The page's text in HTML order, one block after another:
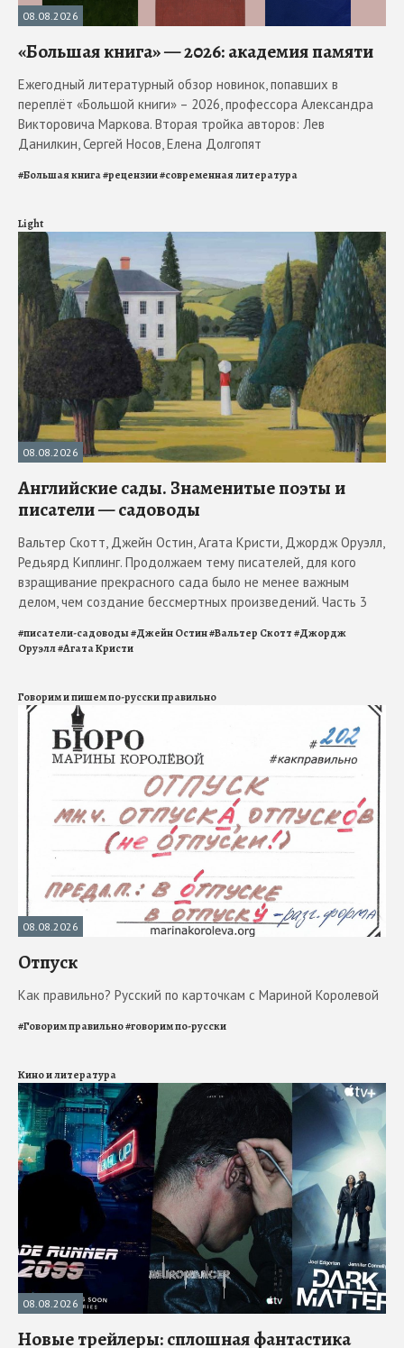
08.08.2026
«Большая книга» — 2026: академия памяти
Ежегодный литературный обзор новинок, попавших в
переплёт «Большой книги» – 2026, профессора Александра
Викторовича Маркова. Вторая тройка авторов: Лев
Данилкин, Сергей Носов, Елена Долгопят
#Большая книга#рецензии#современная литература
Light
08.08.2026
Английские сады. Знаменитые поэты и
писатели — садоводы
Вальтер Скотт, Джейн Остин, Агата Кристи, Джордж Оруэлл,
Редьярд Киплинг. Продолжаем тему писателей, для кого
взращивание прекрасного сада было не менее важным
делом, чем создание бессмертных произведений. Часть 3
#писатели-садоводы#Джейн Остин#Вальтер Скотт#Джордж
Оруэлл#Агата Кристи
Говорим и пишем по-русски правильно
08.08.2026
Отпуск
Как правильно? Русский по карточкам с Мариной Королевой
#Говорим правильно#говорим по-русски
Кино и литература
08.08.2026
Новые трейлеры: сплошная фантастика